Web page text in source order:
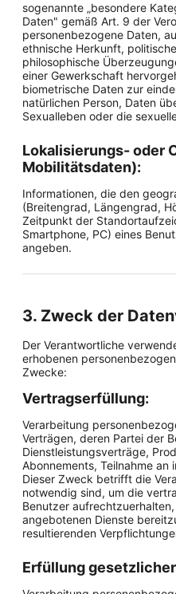
sogenannte „besondere
Daten" gemäß Art. 9 der
personenbezogene Daten,
ethnische Herkunft,
philosophische
einer Gewerkschaft
biometrische Daten zur
natürlichen Person, Daten
Sexualleben oder die
Lokalisierungs- oder
Mobilitätsdaten):
Informationen, die den
(Breitengrad, Längengrad,
Zeitpunkt der
Smartphone, PC) eines
angeben.
3. Zweck der
Der Verantwortliche
erhobenen
Zwecke:
Vertragserfüllung:
Verarbeitung
Verträgen, deren Partei der
Dienstleistungsverträge,
Abonnements, Teilnahme an
Dieser Zweck betrifft die
notwendig sind, um die
Benutzer
angebotenen Dienste
resultierenden
Erfüllung